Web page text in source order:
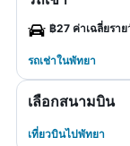
฿27 ค่าเฉลี่ยรา
รถเช่าในพัทยา
เลือกสนามบิน
เที่ยวบินไปพัทยา